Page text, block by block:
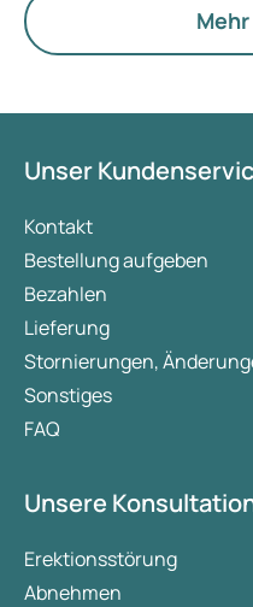
die Funktion der
Unser
Kontakt
Bestellung aufgeben
Bezahlen
Lieferung
Stornierungen,
Sonstiges
FAQ
Unsere
Erektionsstörung
Abnehmen